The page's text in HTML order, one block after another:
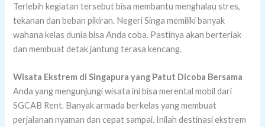
Terlebih kegiatan tersebut bisa membantu menghalau stres,
tekanan dan beban pikiran. Negeri Singa memiliki banyak
wahana kelas dunia bisa Anda coba. Pastinya akan berteriak
dan membuat detak jantung terasa kencang.
Wisata Ekstrem di Singapura yang Patut Dicoba Bersama
Anda yang mengunjungi wisata ini bisa merental mobil dari
SGCAB Rent. Banyak armada berkelas yang membuat
perjalanan nyaman dan cepat sampai. Inilah destinasi ekstrem